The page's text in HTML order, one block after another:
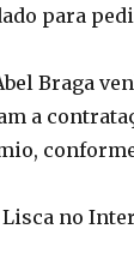
para
Braga
a
no